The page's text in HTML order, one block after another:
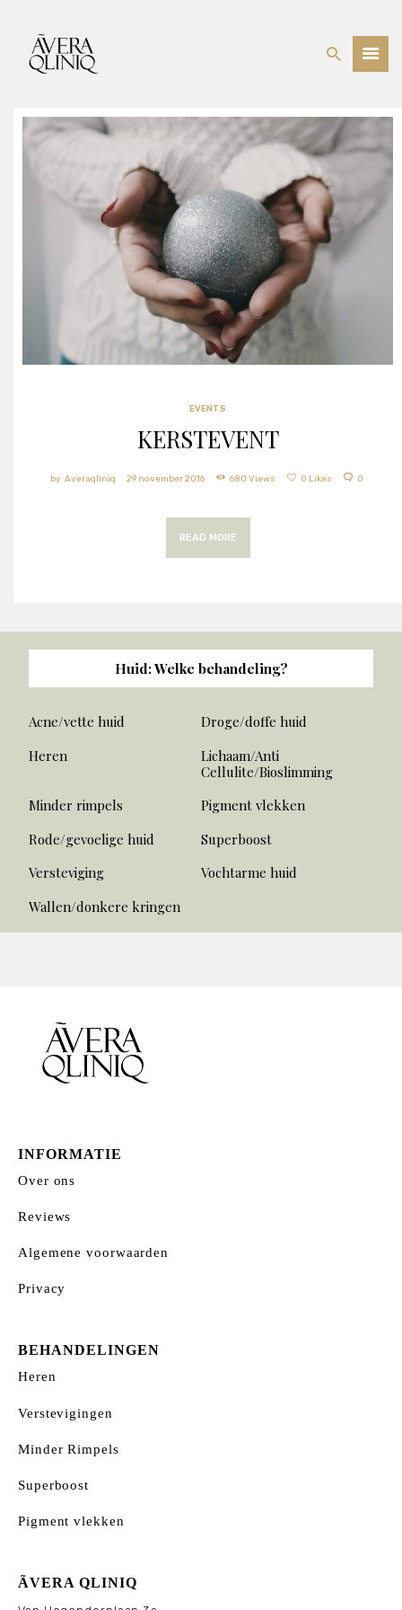
BEHANDELINGEN
WEBSHOP
OVER ONS
EVENTS
EVENTS
KERSTEVENT
Averaqliniq 29 november 2016 680 Views 0 Likes 0
READ MORE
Huid: Welke behandeling?
Acne/vette huid
Droge/doffe huid
Heren
Lichaam/Anti
Cellulite/Bioslimming
Minder rimpels
Pigment vlekken
Rode/gevoelige huid
Superboost
Versteviging
Vochtarme huid
Wallen/donkere kringen
INFORMATIE
Over ons
Reviews
Algemene voorwaarden
Privacy
BEHANDELINGEN
Heren
Verstevigingen
Minder Rimpels
Superboost
Pigment vlekken
ÃVERA QLINIQ